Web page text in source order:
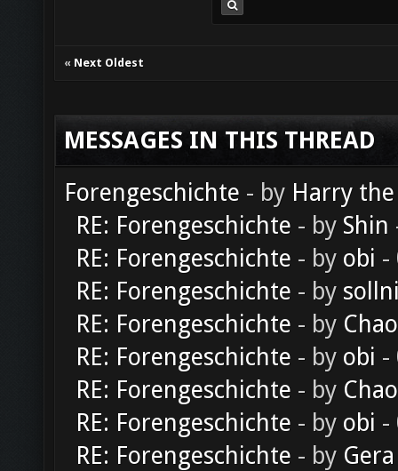
« Next Oldest
MESSAGES IN THIS THREAD
Forengeschichte - by Harry
RE: Forengeschichte - by Shin
RE: Forengeschichte - by obi -
RE: Forengeschichte - by
RE: Forengeschichte - by
RE: Forengeschichte - by obi -
RE: Forengeschichte - by
RE: Forengeschichte - by obi -
RE: Forengeschichte - by Gera